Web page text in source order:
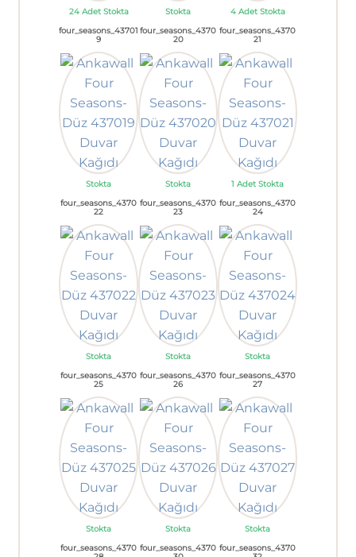
24 Adet Stokta Stokta
4 Adet Stokta
four_seasons_43701
9
Stokta
four_seasons_4370
20
Stokta
four_seasons_4370
21
1 Adet Stokta
four_seasons_4370
22
Stokta
four_seasons_4370
23
Stokta
four_seasons_4370
24
Stokta
four_seasons_4370
25
Stokta
four_seasons_4370
26
Stokta
four_seasons_4370
27
Stokta
four_seasons_4370 four_seasons_4370 four_seasons_4370